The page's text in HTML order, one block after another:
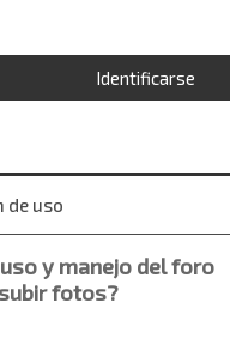
de uso
uso y manejo del foro
fotos?